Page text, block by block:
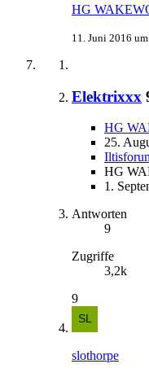
HG
11. Juni 2016
Elektrixxx
HG
25.
HG
1.
Antworten
9
Zugriffe
3,2k
9
slothorpe